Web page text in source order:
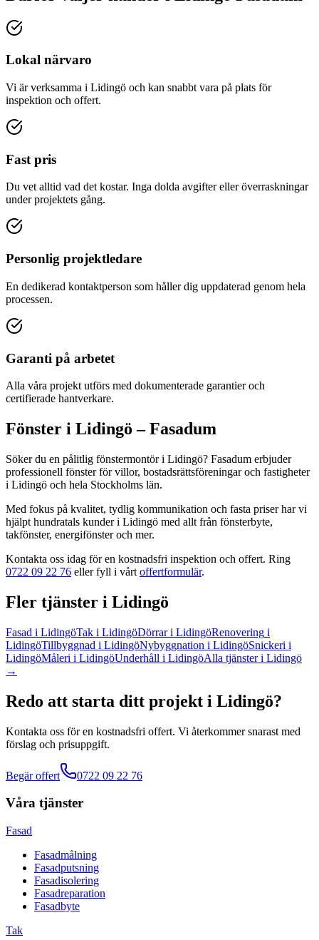
Lokal närvaro
Vi är verksamma i Lidingö och kan snabbt vara på plats för
inspektion och offert.
Fast pris
Du vet alltid vad det kostar. Inga dolda avgifter eller överraskningar
under projektets gång.
Personlig projektledare
En dedikerad kontaktperson som håller dig uppdaterad genom hela
processen.
Garanti på arbetet
Alla våra projekt utförs med dokumenterade garantier och
certifierade hantverkare.
Fönster i Lidingö – Fasadum
Söker du en pålitlig fönstermontör i Lidingö? Fasadum erbjuder
professionell fönsterför villor, bostadsrättsföreningar och fastigheter
i Lidingö och hela Stockholms län.
Med fokus på kvalitet, tydlig kommunikation och fasta priser har vi
hjälpt hundratals kunderi Lidingö med allt från fönsterbyte,
takfönster, energifönsteroch mer.
Kontakta oss idag för en kostnadsfri inspektion och offert. Ring
0722 09 22 76 eller fyll i vårt offertformulär.
Fler tjänster i Lidingö
Fasad i LidingöTak i LidingöDörrar i LidingöRenovering i
LidingöTillbyggnad i LidingöNybyggnation i LidingöSnickeri i
LidingöMåleri i LidingöUnderhåll i LidingöAlla tjänsteri Lidingö
→
Redo att starta ditt projekt i Lidingö?
Kontakta oss för en kostnadsfri offert. Vi återkommer snarast med
förslag och prisuppgift.
Begär offert 0722 09 22 76
Våra tjänster
Fasad
Fasadmålning
Fasadputsning
Fasadisolering
Fasadreparation
Fasadbyte
Tak